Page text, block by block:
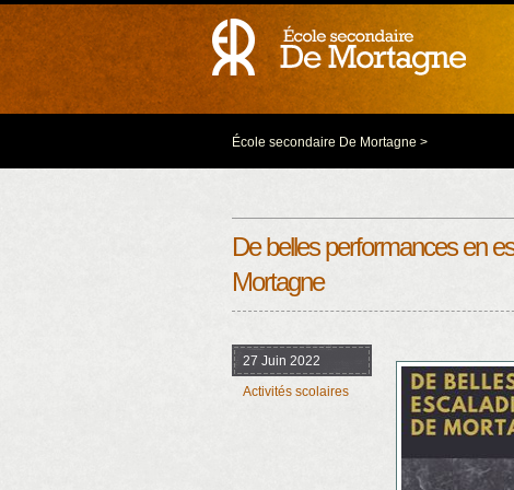
École secondaire De Mortagne >
De belles performances en
Mortagne
27 Juin 2022
Activités scolaires